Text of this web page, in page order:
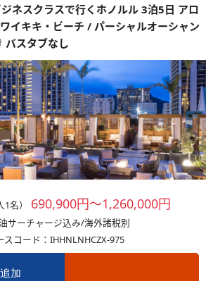
ネスクラスで行くホノルル 3泊5日 アロ
イキキ・ビーチ / パーシャルオーシャン
バスタブなし
名） 690,900円～1,260,000円
サーチャージ込み/海外諸税別
スコード：IHHNLNHCZX-975
追加